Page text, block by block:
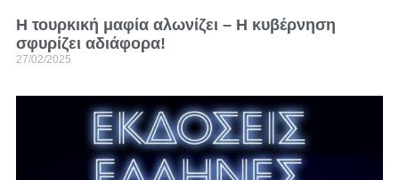
Η τουρκική μαφία αλωνίζει – H κυβέρνηση
σφυρίζει αδιάφορα!
27/02/2025